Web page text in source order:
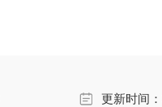
更新时间：